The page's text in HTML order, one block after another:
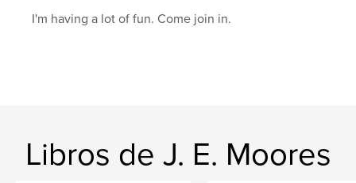
I'm having a lot of fun. Come join in.
Libros de J. E. Moores